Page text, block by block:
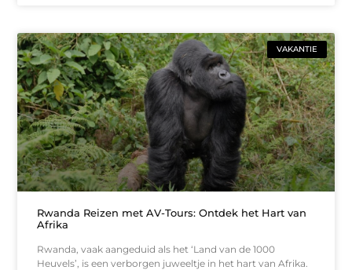
VAKANTIE
Rwanda Reizen met AV-Tours: Ontdek het Hart van
Afrika
Rwanda, vaak aangeduid als het ‘Land van de 1000
Heuvels’, is een verborgen juweeltje in het hart van Afrika.